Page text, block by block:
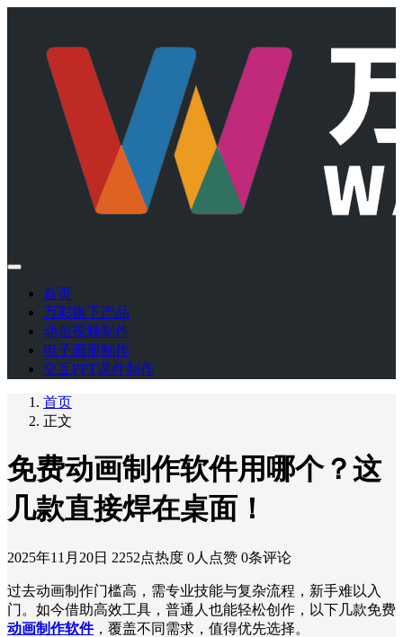
首页
万彩旗下产品
动画视频制作
电子画册制作
交互PPT课件制作
首页
正文
免费动画制作软件用哪个？这
几款直接焊在桌面！
2025年11月20日 2252点热度 0人点赞 0条评论
过去动画制作门槛高，需专业技能与复杂流程，新手难以入
门。如今借助高效工具，普通人也能轻松创作，以下几款免费
动画制作软件，覆盖不同需求，值得优先选择。